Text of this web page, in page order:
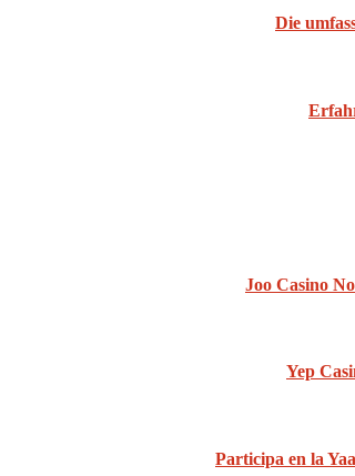
Die
Joo Casino
Yep
Participa en la